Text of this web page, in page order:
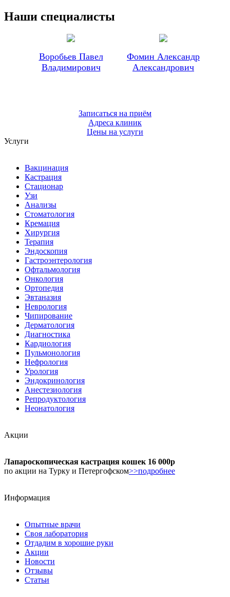
Наши специалисты
Воробьев Павел
Владимирович
Фомин Александр
Александрович
Записаться на приём
Адреса клиник
Цены на услуги
Услуги
Вакцинация
Кастрация
Стационар
Узи
Анализы
Стоматология
Кремация
Хирургия
Терапия
Эндоскопия
Гастроэнтерология
Офтальмология
Онкология
Ортопедия
Эвтаназия
Неврология
Чипирование
Дерматология
Диагностика
Кардиология
Пульмонология
Нефрология
Урология
Эндокринология
Анестезиология
Репродуктология
Неонатология
Акции
Лапароскопическая кастрация кошек 16 000р
по акции на Турку и Петергофском>>подробнее
Информация
Опытные врачи
Своя лаборатория
Отдадим в хорошие руки
Акции
Новости
Отзывы
Статьи